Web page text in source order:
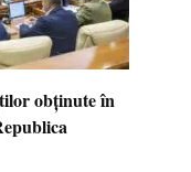
obținute în